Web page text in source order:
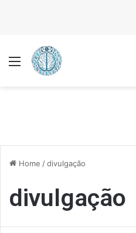
Menu
Home /divulgação
divulgação